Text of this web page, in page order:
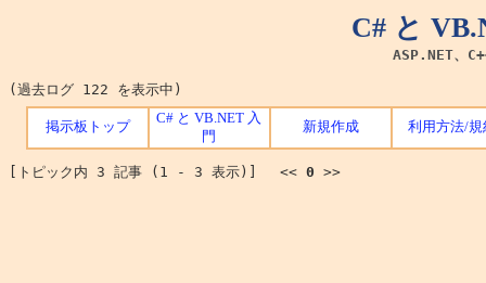
C# と
ASP.NET、
(過去ログ 122 を表示中)
掲示板トップ
C# と VB.NET 入
門
新規作成 利用方法/規
[トピック内 3 記事 (1 - 3 表示)] << 0 >>